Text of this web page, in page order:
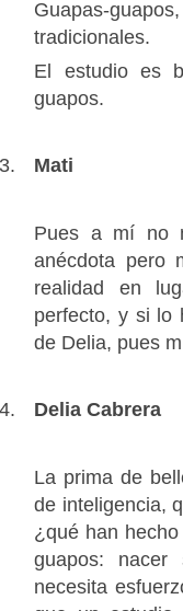
Guapas-
tradicionales.
El estudio es
guapos.
Mati
Pues a mí no
anécdota pero
realidad en
perfecto, y si lo
de Delia, pues
Delia Cabrera
La prima de
de inteligencia,
¿qué han
guapos: nacer
necesita